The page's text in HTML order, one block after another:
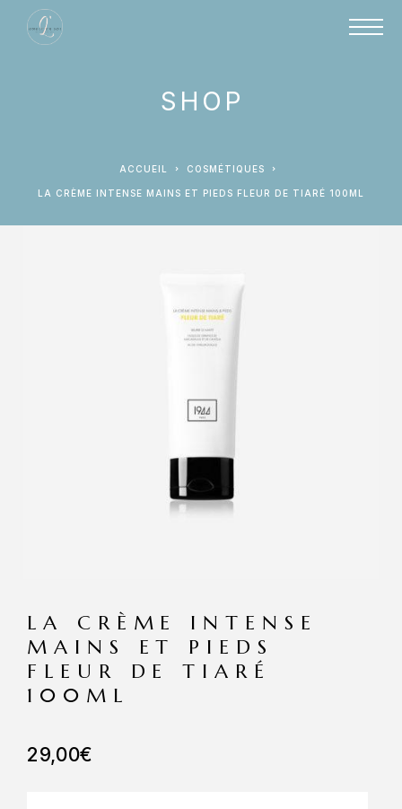
SHOP
ACCUEIL COSMÉTIQUES
LA CRÈME INTENSE MAINS ET PIEDS FLEUR DE TIARÉ 100ML
LA CRÈME INTENSE
MAINS ET PIEDS
FLEUR DE TIARÉ
100ML
29,00€